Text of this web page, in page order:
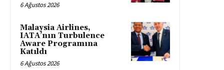
6 Ağustos 2026
Malaysia Airlines,
IATA’nın Turbulence
Aware Programına
Katıldı
6 Ağustos 2026